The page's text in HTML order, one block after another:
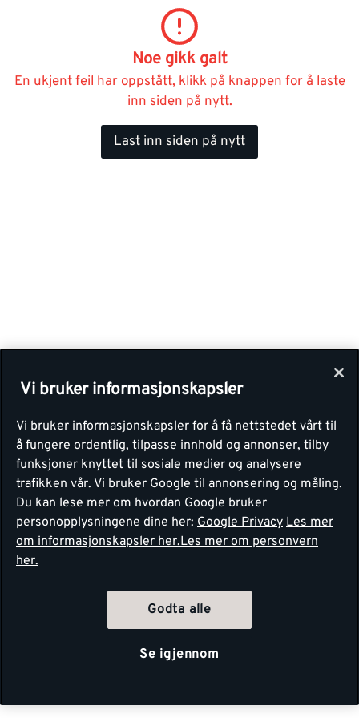
Noe gikk galt
En ukjent feil har oppstått, klikk på knappen for å laste
inn siden på nytt.
Last inn siden på nytt
Vi bruker informasjonskapsler
Vi bruker informasjonskapsler for å få nettstedet vårt til
å fungere ordentlig, tilpasse innhold og annonser, tilby
funksjoner knyttet til sosiale medier og analysere
trafikken vår. Vi bruker Google til annonsering og måling.
Du kan lese mer om hvordan Google bruker
personopplysningene dine her: Google Privacy Les mer
om informasjonskapsler her.Les mer om personvern
her.
Godta alle
Se igjennom